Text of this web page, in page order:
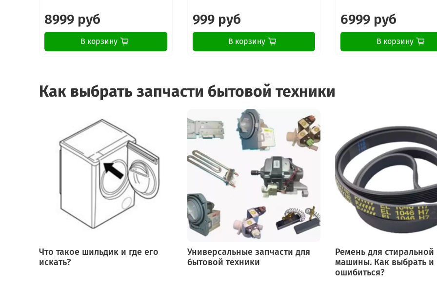
8999 руб
В корзину
999 руб
В корзину
6999 руб
В корзину
Как выбрать запчасти бытовой техники
Что такое шильдик и где его
искать?
Универсальные запчасти для
бытовой техники
Ремень для стиральной
машины. Как выбрать и
ошибиться?